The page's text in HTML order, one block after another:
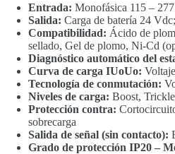
Entrada: Monofásica 115 –
Salida: Carga de batería 24
Compatibilidad: Ácido de
sellado, Gel de plomo, Ni-Cd
Diagnóstico automático del
Curva de carga IUoUo:
Tecnología de conmutación:
Niveles de carga: Boost,
Protección contra:
sobrecarga
Salida de señal (sin contacto):
Grado de protección IP20 –